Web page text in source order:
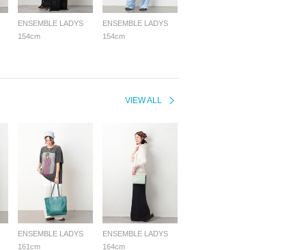
ENSEMBLE LADYS
154cm
ENSEMBLE LADYS
154cm
VIEW ALL
ENSEMBLE LADYS
161cm
ENSEMBLE LADYS
164cm